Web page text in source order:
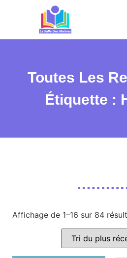
Toutes Les
Étiquette :
Affichage de 1–16 sur 84